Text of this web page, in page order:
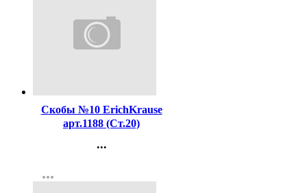
Скобы №10 ErichKrause
арт.1188 (Ст.20)
...
Регистрация
more_horiz